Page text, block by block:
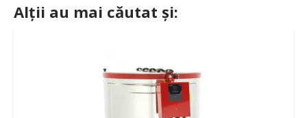
Alții au mai căutat și: